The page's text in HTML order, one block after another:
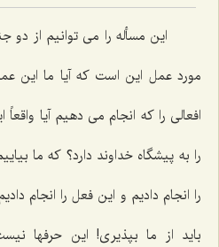
این مسأله را می توانیم از دو
مورد عمل این است که آیا ما این
افعالی را که انجام می دهیم آیا
را به پیشگاه خداوند دارد؟ که ما
را انجام دادیم و این فعل را انجام
باید از ما بپذیری! این حرفها